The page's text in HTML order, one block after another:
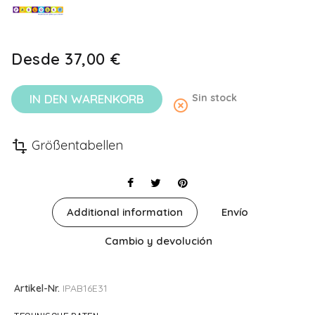
Desde 37,00 €
IN DEN WARENKORB highlight_off Sin stock
transform Größentabellen
Additional information Envío
Cambio y devolución
Artikel-Nr. IPAB16E31